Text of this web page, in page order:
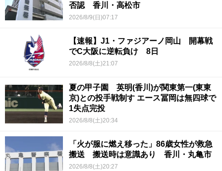
否認 香川・高松市
2026/8/9(日)07:17
【速報】J1・ファジアーノ岡山 開幕戦
でC大阪に逆転負け 8日
2026/8/8(土)21:07
夏の甲子園 英明(香川)が関東第一(東東
京)との投手戦制す エース冨岡は無四球で
1失点完投
2026/8/8(土)20:34
「火が服に燃え移った」86歳女性が救急
搬送 搬送時は意識あり 香川・丸亀市
2026/8/8(土)20:27